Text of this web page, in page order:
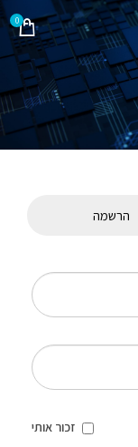
0
הרשמה
זכור אותי